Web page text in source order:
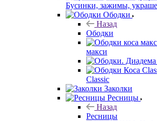
Бусинки, зажимы,
Ободки
Назад
Ободки
макси
Classic
Заколки
Ресницы
Назад
Ресницы